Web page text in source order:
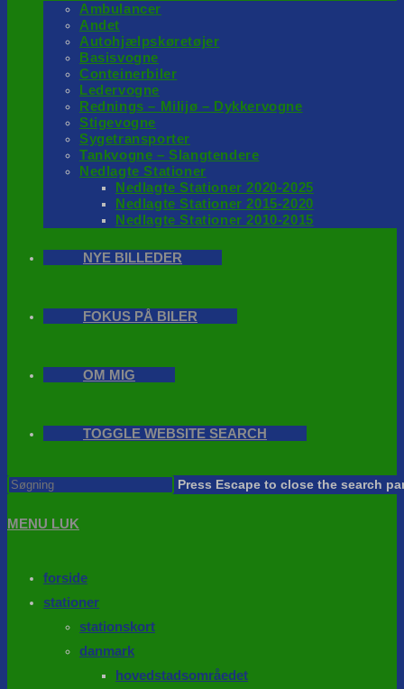
Ambulancer
Andet
Autohjælpskøretøjer
Basisvogne
Conteinerbiler
Ledervogne
Rednings – Milijø – Dykkervogne
Stigevogne
Sygetransporter
Tankvogne – Slangtendere
Nedlagte Stationer
Nedlagte Stationer 2020-2025
Nedlagte Stationer 2015-2020
Nedlagte Stationer 2010-2015
NYE BILLEDER
FOKUS PÅ BILER
OM MIG
TOGGLE WEBSITE SEARCH
Press Escape to close the search
MENU LUK
forside
stationer
stationskort
danmark
hovedstadsområedet